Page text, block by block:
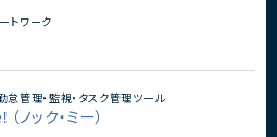
トワーク
怠管理・監視・タスク管理ツール
ノック・ミー）